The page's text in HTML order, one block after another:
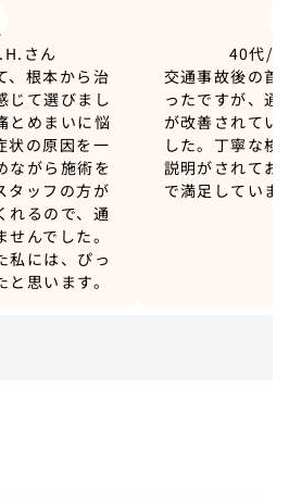
さん
、根本から治
じて選びまし
とめまいに悩
状の原因を一
ながら施術を
タッフの方が
れるので、通
んでした。
私には、ぴっ
思います。
40代/
交通事故後の首
ったですが、通
が改善されてい
した。丁寧な
説明がされてお
で満足していま